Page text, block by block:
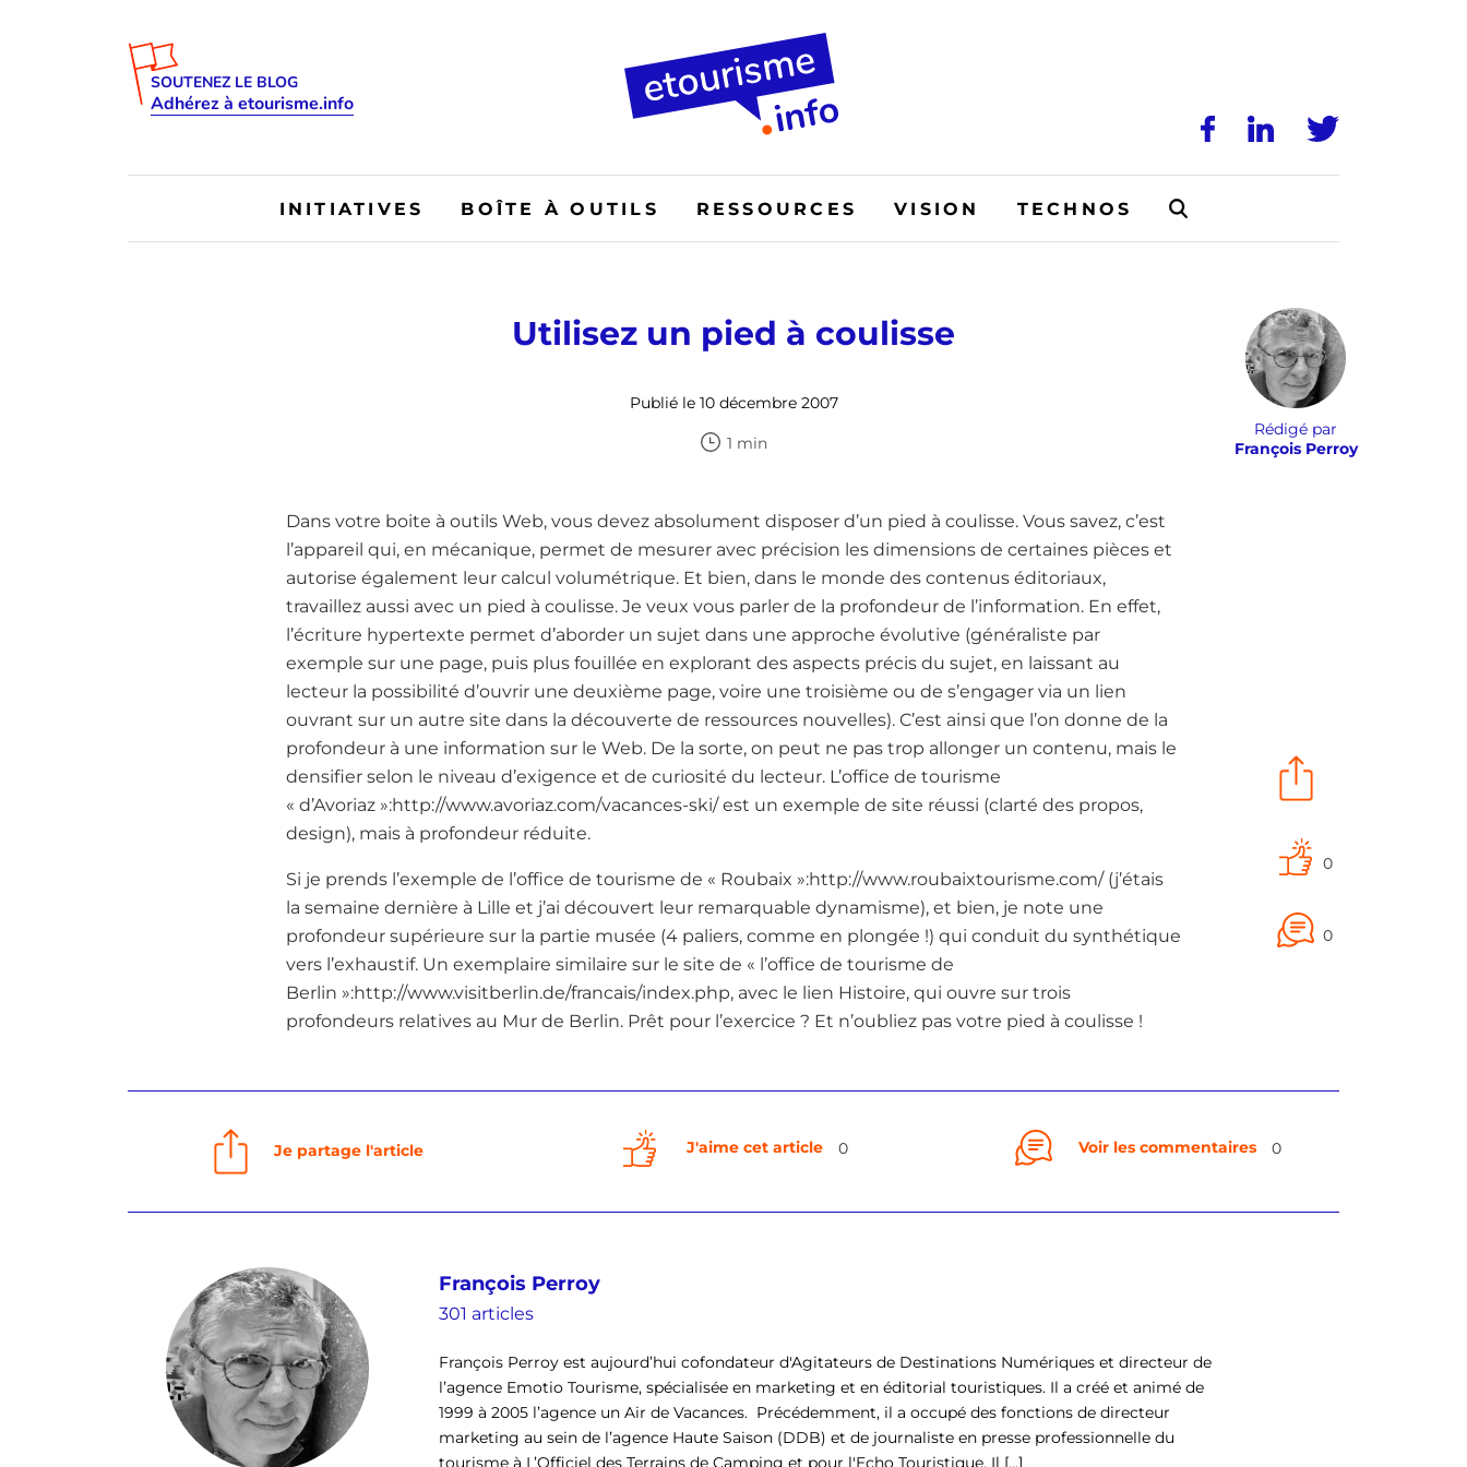
SOUTENEZ LE BLOG
Adhérez à etourisme.info
INITIATIVES BOÎTE À OUTILS RESSOURCES VISION TECHNOS
Utilisez un pied à coulisse
Publié le 10 décembre 2007
1 min
Rédigé par
François Perroy
0
0
Dans votre boite à outils Web, vous devez absolument disposer d’un pied à coulisse. Vous savez, c’est
l’appareil qui, en mécanique, permet de mesurer avec précision les dimensions de certaines pièces et
autorise également leur calcul volumétrique. Et bien, dans le monde des contenus éditoriaux,
travaillez aussi avec un pied à coulisse. Je veux vous parler de la profondeur de l’information. En effet,
l’écriture hypertexte permet d’aborder un sujet dans une approche évolutive (généraliste par
exemple sur une page, puis plus fouillée en explorant des aspects précis du sujet, en laissant au
lecteur la possibilité d’ouvrir une deuxième page, voire une troisième ou de s’engager via un lien
ouvrant sur un autre site dans la découverte de ressources nouvelles). C’est ainsi que l’on donne de la
profondeur à une information sur le Web. De la sorte, on peut ne pas trop allonger un contenu, mais le
densifier selon le niveau d’exigence et de curiosité du lecteur. L’office de tourisme
« d’Avoriaz »:http://www.avoriaz.com/vacances-ski/ est un exemple de site réussi (clarté des propos,
design), mais à profondeur réduite.
Si je prends l’exemple de l’office de tourisme de « Roubaix »:http://www.roubaixtourisme.com/ (j’étais
la semaine dernière à Lille et j’ai découvert leur remarquable dynamisme), et bien, je note une
profondeur supérieure sur la partie musée (4 paliers, comme en plongée !) qui conduit du synthétique
vers l’exhaustif. Un exemplaire similaire sur le site de « l’office de tourisme de
Berlin »:http://www.visitberlin.de/francais/index.php, avec le lien Histoire, qui ouvre sur trois
profondeurs relatives au Mur de Berlin. Prêt pour l’exercice ? Et n’oubliez pas votre pied à coulisse !
Je partage l'article J'aime cet article 0 Voir les commentaires 0
François Perroy
301 articles
François Perroy est aujourd’hui cofondateur d'Agitateurs de Destinations Numériques et directeur de
l’agence Emotio Tourisme, spécialisée en marketing et en éditorial touristiques. Il a créé et animé de
1999 à 2005 l’agence un Air de Vacances. Précédemment, il a occupé des fonctions de directeur
marketing au sein de l’agence Haute Saison (DDB) et de journaliste en presse professionnelle du
tourisme à L’Officiel des Terrains de Camping et pour l'Echo Touristique. Il [...]